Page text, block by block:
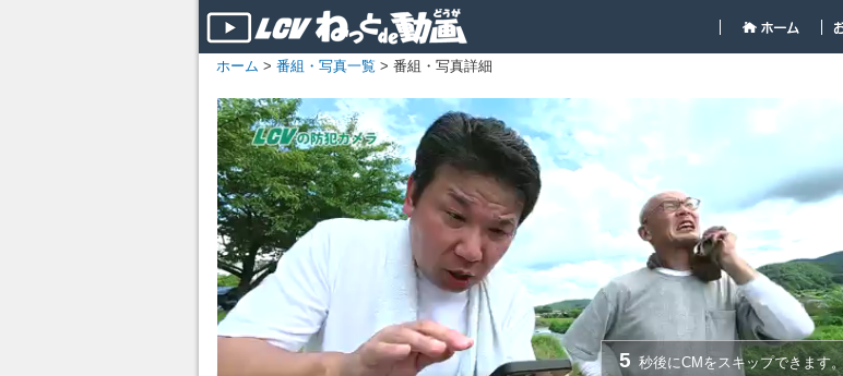
ホーム > 番組・写真一覧 > 番組・写真詳細
5 秒後にCMをスキップできます。